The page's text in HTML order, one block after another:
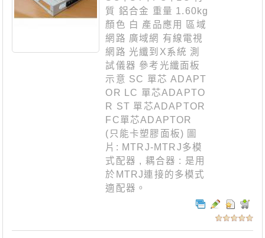
質 鋁合金 重量 1.60kg
顏色 白 產品應用 區域
網路 廣域網 有線電視
網路 光纖到X系統 測
試儀器 參考光纖面板
示意 SC 單芯 ADAPT
OR LC 單芯ADAPTO
R ST 單芯ADAPTOR
FC單芯ADAPTOR
(只能卡塑膠面板) 圖
片: MTRJ-MTRJ多模
式配器 , 耦合器 : 是用
於MTRJ連接的多模式
適配器。